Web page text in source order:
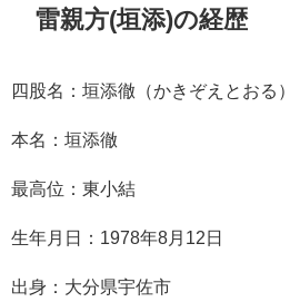
雷親方(垣添)の経歴
四股名：垣添徹（かきぞえとおる）
本名：垣添徹
最高位：東小結
生年月日：1978年8月12日
出身：大分県宇佐市